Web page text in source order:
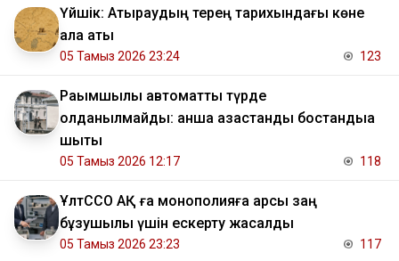
Үйшік: Атыраудың терең тарихындағы көне
қала аты
05 Тамыз 2026 23:24 123
Рақымшылық автоматты түрде
қолданылмайды: қанша қазақстандық бостандыққа
шықты
05 Тамыз 2026 12:17 118
ҰлтССО АҚ ға монополияға қарсы заң
бұзушылық үшін ескерту жасалды
05 Тамыз 2026 23:23 117